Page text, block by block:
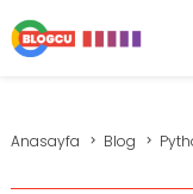
Anasayfa Blog